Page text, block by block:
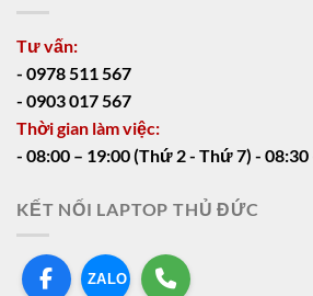
Tư vấn:
- 0978 511 567
- 0903 017 567
Thời gian làm việc:
- 08:00 – 19:00 (Thứ 2 - Thứ 7) -
KẾT NỐI LAPTOP THỦ ĐỨC
ZALO